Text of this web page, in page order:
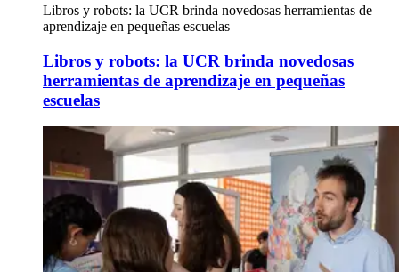
Libros y robots: la UCR brinda novedosas herramientas de
aprendizaje en pequeñas escuelas
Libros y robots: la UCR brinda novedosas
herramientas de aprendizaje en pequeñas
escuelas